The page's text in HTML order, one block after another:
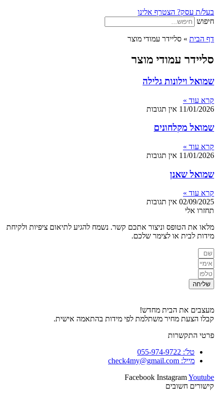
בעל/ת עסק? הצטרף אלינו
חיפוש
דף הבית » סליידר עמודי מוצר
סליידר עמודי מוצר
שמואל וילונות גלילה
קרא עוד »
11/01/2026 אין תגובות
שמואל מקלחונים
קרא עוד »
11/01/2026 אין תגובות
שמואל שאנן
קרא עוד »
02/09/2025 אין תגובות
תחזרו אלי
מלאו את הטופס וניצור אתכם קשר. נשמח להגיע לתיאום ציפיות ולקיחת
מידות לבית או לצימר שלכם.
שליחה
מעצבים את הבית מחדש!
קבלו הצעת מחיר משתלמת לפי מידות בהתאמה אישית.
פרטי התקשרות
טל': 055-974-9722
מייל: check4my@gmail.com
Facebook InstagramYoutube
קישורים חשובים